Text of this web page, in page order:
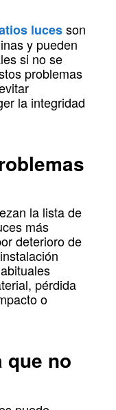
lucesson
y pueden
si no se
problemas
la integridad
la lista de
más
deterioro de
pérdida
o
que no